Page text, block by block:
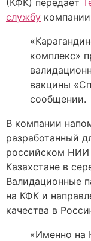
(КФК) передает
службу
комплекс»
вакцины
сообщении.
В компании
разработанный
российском НИИ
Казахстане в
Валидационные
на КФК и
качества в
«Именно на